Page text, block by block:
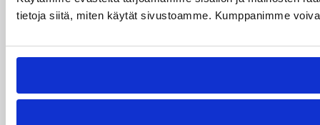
tietoja siitä, miten käytät sivustoamme. Kumppanimme